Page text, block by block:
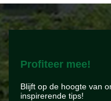
Profiteer mee!
Blijft op de hoogte van
inspirerende tips!